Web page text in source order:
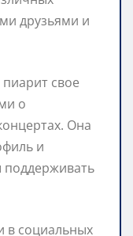
друзьями и
свое
о
Она
и
поддерживать
в социальных